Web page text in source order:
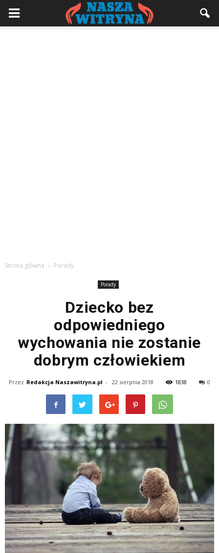
Strona główna Porady
Porady
Dziecko bez
odpowiedniego
wychowania nie zostanie
dobrym człowiekiem
Przez Redakcja Naszawitryna.pl - 22 sierpnia 2018 1838 0